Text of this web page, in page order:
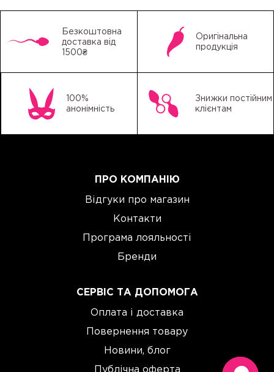
Безкоштовна
доставка від
1500₴
Оригінальна
продукція
100%
анонімність
Знижки постійним
клієнтам
ПРО КОМПАНІЮ
Відгуки про магазин
Контакти
Програма лояльності
Бренди
СЕРВІС ТА ДОПОМОГА
Оплата і доставка
Повернення товару
Новини, блог
Публічна оферта